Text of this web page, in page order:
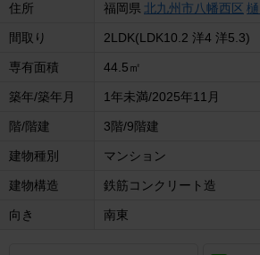
住所 福岡県 北九州市八幡西区
間取り 2LDK(LDK10.2 洋4 洋5.3)
専有面積 44.5㎡
築年/築年月 1年未満/2025年11月
階/階建 3階/9階建
建物種別 マンション
建物構造 鉄筋コンクリート造
向き 南東